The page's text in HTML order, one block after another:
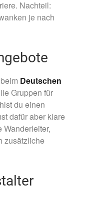
Nachteil:
je nach
Deutschen
Gruppen für
du einen
dafür aber klare
Wanderleiter,
zusätzliche